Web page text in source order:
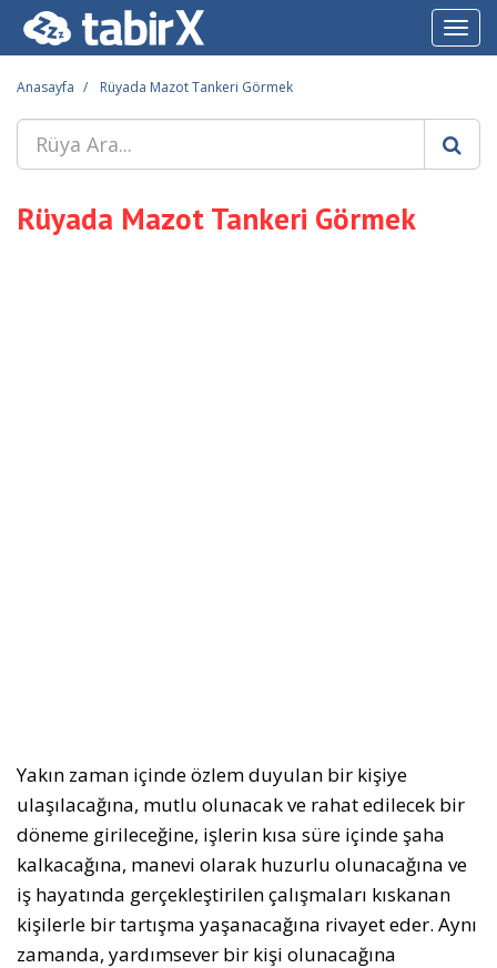
Anasayfa Rüyada Mazot Tankeri Görmek
Rüyada Mazot Tankeri Görmek
Yakın zaman içinde özlem duyulan bir kişiye
ulaşılacağına, mutlu olunacak ve rahat edilecek bir
döneme girileceğine, işlerin kısa süre içinde şaha
kalkacağına, manevi olarak huzurlu olunacağına ve
iş hayatında gerçekleştirilen çalışmaları kıskanan
kişilerle bir tartışma yaşanacağına rivayet eder. Aynı
zamanda, yardımsever bir kişi olunacağına